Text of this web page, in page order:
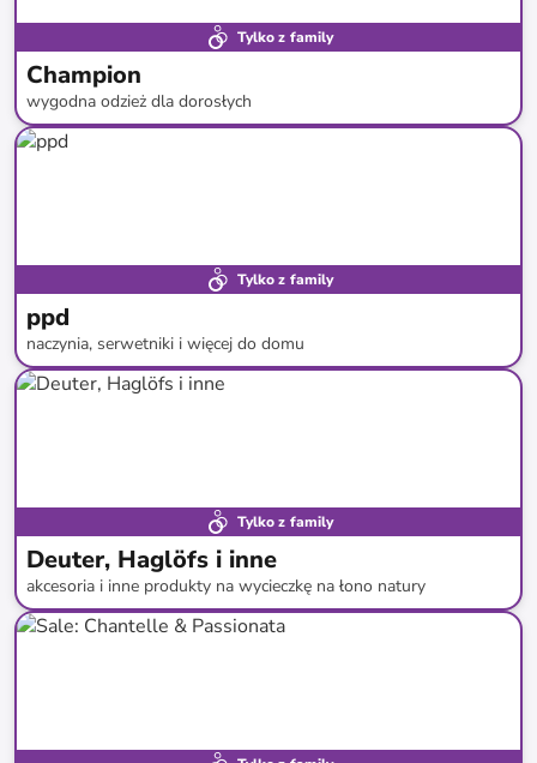
Tylko z family
Champion
wygodna odzież dla dorosłych
do-
Tylko z family
ppd
naczynia, serwetniki i więcej do domu
do-66%*
Tylko z family
Deuter, Haglöfs i inne
akcesoria i inne produkty na wycieczkę na łono natury
do-70%*